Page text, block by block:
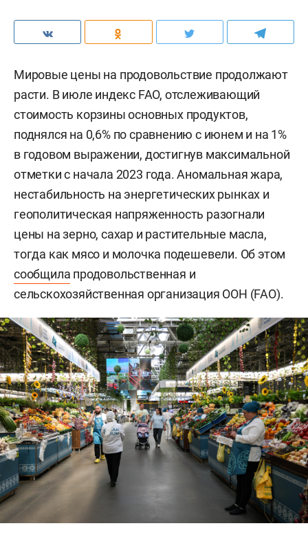
Мировые цены на продовольствие продолжают
расти. В июле индекс FAO, отслеживающий
стоимость корзины основных продуктов,
поднялся на 0,6% по сравнению с июнем и на 1%
в годовом выражении, достигнув максимальной
отметки с начала 2023 года. Аномальная жара,
нестабильность на энергетических рынках и
геополитическая напряженность разогнали
цены на зерно, сахар и растительные масла,
тогда как мясо и молочка подешевели. Об этом
сообщила продовольственная и
сельскохозяйственная организация ООН (FAO).